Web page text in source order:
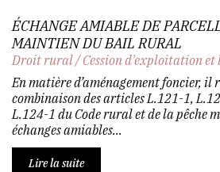
ÉCHANGE AMIABLE DE
MAINTIEN DU BAIL RURAL
Droit rural/Cession d'exploitation
En matière d’aménagement foncier, il
combinaison des articles L.121-1,
L.124-1 du Code rural et de la pêche
échanges amiables...
Lire la suite